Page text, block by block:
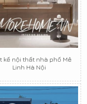
kế nội thất nhà phố Mê
Linh Hà Nội